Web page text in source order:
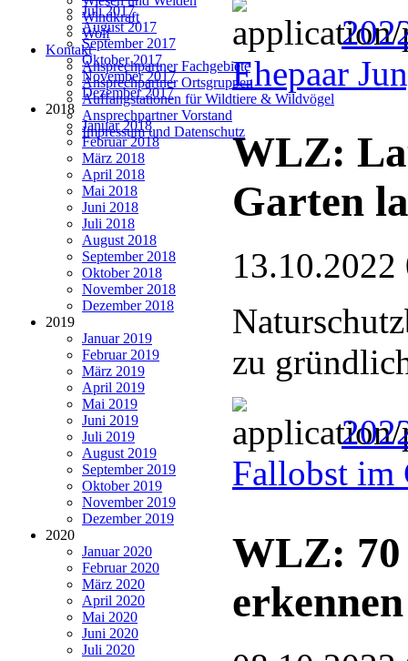
Windkraft
Wolf
Kontakt
Ansprechpartner Fachgebiete
Ansprechpartner Ortsgruppen
Auffangstationen für Wildtiere & Wildvögel
Ansprechpartner Vorstand
Impressum und Datenschutz
Juli 2017
August 2017
September 2017
Oktober 2017
November 2017
Dezember 2017
2018
Januar 2018
Februar 2018
März 2018
April 2018
Mai 2018
Juni 2018
Juli 2018
August 2018
September 2018
Oktober 2018
November 2018
Dezember 2018
2019
Januar 2019
Februar 2019
März 2019
April 2019
Mai 2019
Juni 2019
Juli 2019
August 2019
September 2019
Oktober 2019
November 2019
Dezember 2019
2020
Januar 2020
Februar 2020
März 2020
April 2020
Mai 2020
Juni 2020
Juli 2020
Ehepaar
WLZ:
Garten
13.10.2022
zu
Fallobst im
WLZ: 70
erkennen